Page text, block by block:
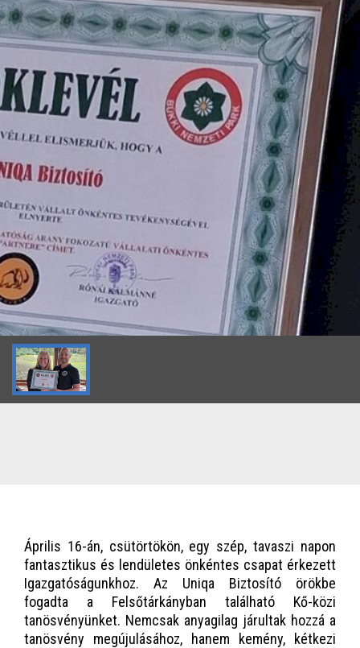
Április 16-án, csütörtökön, egy szép, tavaszi napon
fantasztikus és lendületes önkéntes csapat érkezett
Igazgatóságunkhoz. Az Uniqa Biztosító örökbe
fogadta a Felsőtárkányban található Kő-közi
tanösvényünket. Nemcsak anyagilag járultak hozzá a
tanösvény megújulásához, hanem kemény, kétkezi